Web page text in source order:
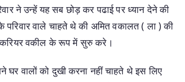
ने उन्हें यह सब छोड़ कर पढाई पर ध्यान देने की
परिवार वाले चाहते थे की अमित वकालत ( ला ) की
वकील के रूप में सुरु करे।
घर वालों को दुखी करना नहीं चाहते थे इस लिए